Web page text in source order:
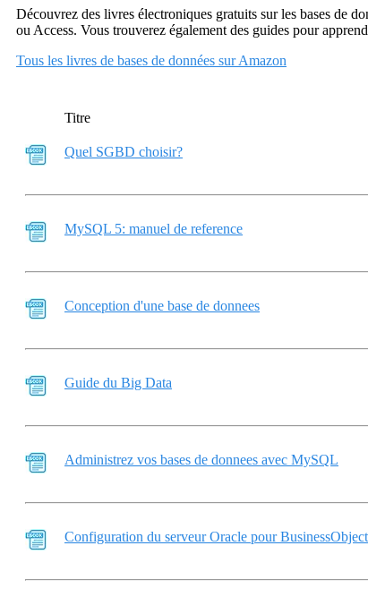
Découvrez des livres électroniques gratuits sur les bases de
ou Access. Vous trouverez également des guides pour
Tous les livres de bases de données sur Amazon
Titre
Quel SGBD choisir?
MySQL 5: manuel de reference
Conception d'une base de donnees
Guide du Big Data
Administrez vos bases de donnees avec MySQL
Configuration du serveur Oracle pour